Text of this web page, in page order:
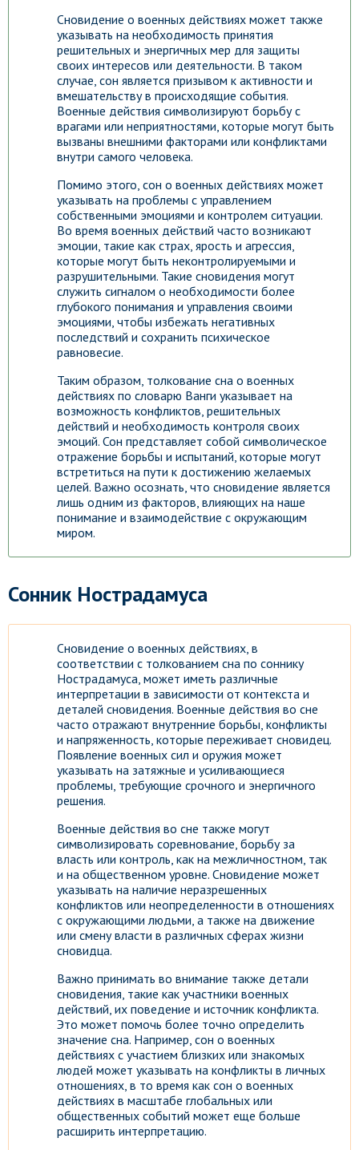
Сновидение о военных действиях может также
указывать на необходимость принятия
решительных и энергичных мер для защиты
своих интересов или деятельности. В таком
случае, сон является призывом к активности и
вмешательству в происходящие события.
Военные действия символизируют борьбу с
врагами или неприятностями, которые могут быть
вызваны внешними факторами или конфликтами
внутри самого человека.
Помимо этого, сон о военных действиях может
указывать на проблемы с управлением
собственными эмоциями и контролем ситуации.
Во время военных действий часто возникают
эмоции, такие как страх, ярость и агрессия,
которые могут быть неконтролируемыми и
разрушительными. Такие сновидения могут
служить сигналом о необходимости более
глубокого понимания и управления своими
эмоциями, чтобы избежать негативных
последствий и сохранить психическое
равновесие.
Таким образом, толкование сна о военных
действиях по словарю Ванги указывает на
возможность конфликтов, решительных
действий и необходимость контроля своих
эмоций. Сон представляет собой символическое
отражение борьбы и испытаний, которые могут
встретиться на пути к достижению желаемых
целей. Важно осознать, что сновидение является
лишь одним из факторов, влияющих на наше
понимание и взаимодействие с окружающим
миром.
Сонник Нострадамуса
Сновидение о военных действиях, в
соответствии с толкованием сна по соннику
Нострадамуса, может иметь различные
интерпретации в зависимости от контекста и
деталей сновидения. Военные действия во сне
часто отражают внутренние борьбы, конфликты
и напряженность, которые переживает сновидец.
Появление военных сил и оружия может
указывать на затяжные и усиливающиеся
проблемы, требующие срочного и энергичного
решения.
Военные действия во сне также могут
символизировать соревнование, борьбу за
власть или контроль, как на межличностном, так
и на общественном уровне. Сновидение может
указывать на наличие неразрешенных
конфликтов или неопределенности в отношениях
с окружающими людьми, а также на движение
или смену власти в различных сферах жизни
сновидца.
Важно принимать во внимание также детали
сновидения, такие как участники военных
действий, их поведение и источник конфликта.
Это может помочь более точно определить
значение сна. Например, сон о военных
действиях с участием близких или знакомых
людей может указывать на конфликты в личных
отношениях, в то время как сон о военных
действиях в масштабе глобальных или
общественных событий может еще больше
расширить интерпретацию.